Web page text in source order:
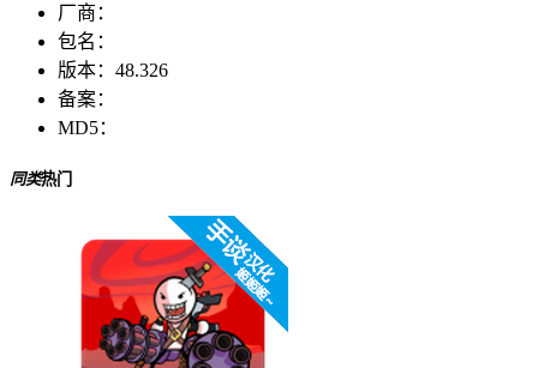
厂商：
包名：
版本： 48.326
备案：
MD5：
同类热门